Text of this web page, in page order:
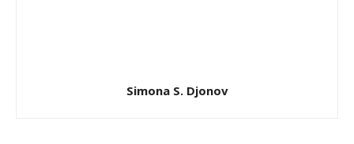
Simona S. Djonov